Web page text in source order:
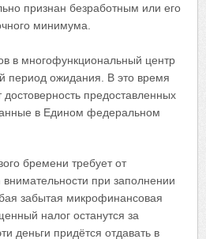
признан безработным или его
минимума.
в многофункциональный центр
период ожидания. В это время
предоставленных
в Едином федеральном
бремени требует от
при заполнении
забытая микрофинансовая
налог останутся за
деньги придётся отдавать в